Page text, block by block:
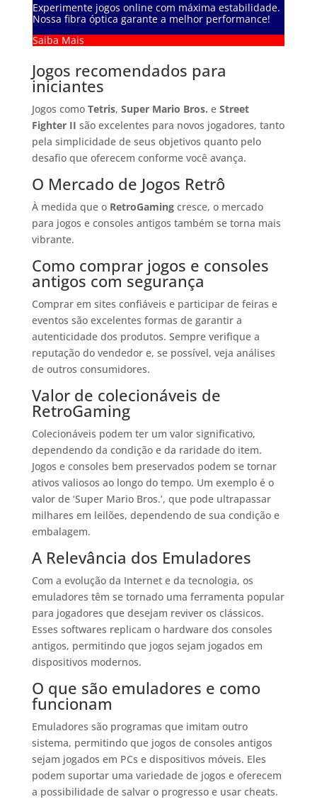
Experimente jogos online com máxima estabilidade.
Nossa fibra óptica garante a melhor performance!
Saiba Mais
Jogos recomendados para
iniciantes
Jogos como Tetris, Super Mario Bros. e Street
Fighter II são excelentes para novos jogadores, tanto
pela simplicidade de seus objetivos quanto pelo
desafio que oferecem conforme você avança.
O Mercado de Jogos Retrô
À medida que o RetroGamingcresce, o mercado
para jogos e consoles antigos também se torna mais
vibrante.
Como comprar jogos e consoles
antigos com segurança
Comprar em sites confiáveis e participar de feiras e
eventos são excelentes formas de garantir a
autenticidade dos produtos. Sempre verifique a
reputação do vendedor e, se possível, veja análises
de outros consumidores.
Valor de colecionáveis de
RetroGaming
Colecionáveis podem ter um valor significativo,
dependendo da condição e da raridade do item.
Jogos e consoles bem preservados podem se tornar
ativos valiosos ao longo do tempo. Um exemplo é o
valor de ‘Super Mario Bros.’, que pode ultrapassar
milhares em leilões, dependendo de sua condição e
embalagem.
A Relevância dos Emuladores
Com a evolução da Internet e da tecnologia, os
emuladores têm se tornado uma ferramenta popular
para jogadores que desejam reviver os clássicos.
Esses softwares replicam o hardware dos consoles
antigos, permitindo que jogos sejam jogados em
dispositivos modernos.
O que são emuladores e como
funcionam
Emuladores são programas que imitam outro
sistema, permitindo que jogos de consoles antigos
sejam jogados em PCs e dispositivos móveis. Eles
podem suportar uma variedade de jogos e oferecem
a possibilidade de salvar o progresso e usar cheats.